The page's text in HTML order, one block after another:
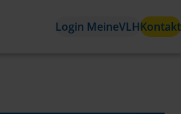
Login MeineVLHKontakt